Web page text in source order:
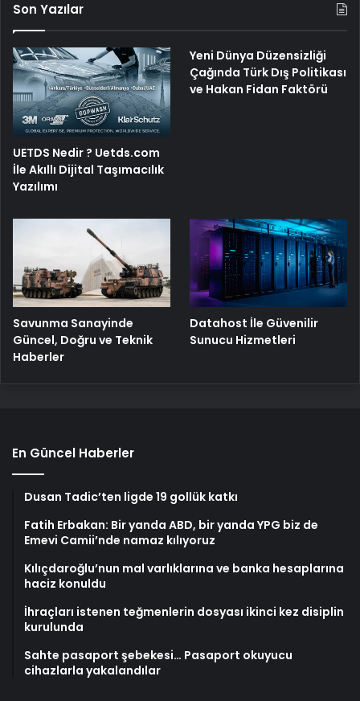
Son Yazılar
UETDS Nedir ? Uetds.com
İle Akıllı Dijital Taşımacılık
Yazılımı
Yeni Dünya Düzensizliği
Çağında Türk Dış Politikası
ve Hakan Fidan Faktörü
Savunma Sanayinde
Güncel, Doğru ve Teknik
Haberler
Datahost İle Güvenilir
Sunucu Hizmetleri
En Güncel Haberler
Dusan Tadic’ten ligde 19 gollük katkı
Fatih Erbakan: Bir yanda ABD, bir yanda YPG biz de
Emevi Camii’nde namaz kılıyoruz
Kılıçdaroğlu’nun mal varlıklarına ve banka hesaplarına
haciz konuldu
İhraçları istenen teğmenlerin dosyası ikinci kez disiplin
kurulunda
Sahte pasaport şebekesi… Pasaport okuyucu
cihazlarla yakalandılar